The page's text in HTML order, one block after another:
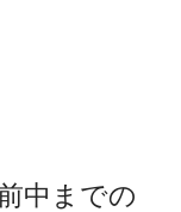
中までの